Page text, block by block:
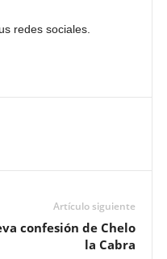
redes sociales.
Artículo siguiente
confesión de Chelo
la Cabra